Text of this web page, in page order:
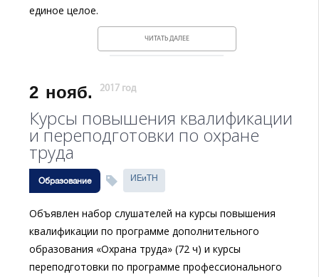
единое целое.
ЧИТАТЬ ДАЛЕЕ
2 нояб. 2017 год
Курсы повышения квалификации
и переподготовки по охране
труда
Образование ИЕиТН
Объявлен набор слушателей на курсы повышения
квалификации по программе дополнительного
образования «Охрана труда» (72 ч) и курсы
переподготовки по программе профессионального